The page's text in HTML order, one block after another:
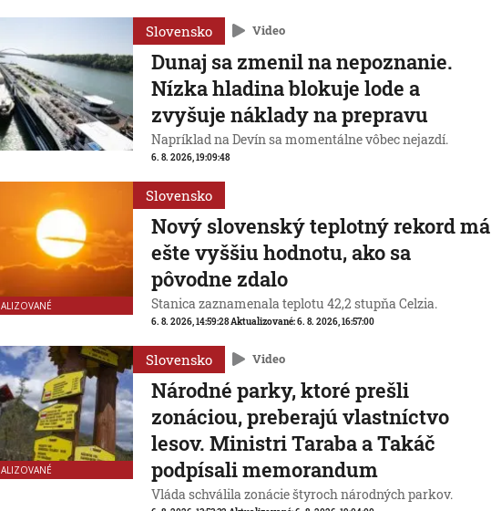
Slovensko Video
Dunaj sa zmenil na nepoznanie.
Nízka hladina blokuje lode a
zvyšuje náklady na prepravu
Napríklad na Devín sa momentálne vôbec nejazdí.
6. 8. 2026, 19:09:48
Slovensko
Nový slovenský teplotný rekord má
ešte vyššiu hodnotu, ako sa
pôvodne zdalo
Stanica zaznamenala teplotu 42,2 stupňa Celzia.
6. 8. 2026, 14:59:28Aktualizované:6. 8. 2026, 16:57:00
Slovensko Video
Národné parky, ktoré prešli
zonáciou, preberajú vlastníctvo
lesov. Ministri Taraba a Takáč
podpísali memorandum
Vláda schválila zonácie štyroch národných parkov.